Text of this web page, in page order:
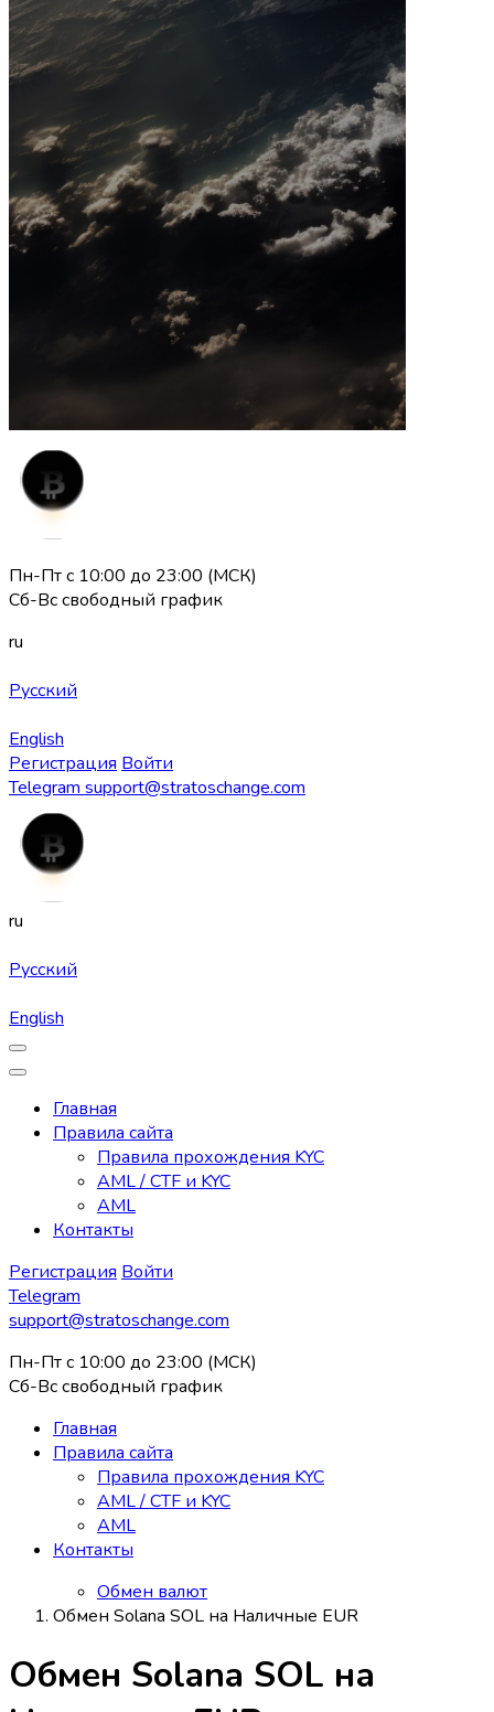
Пн-Пт с 10:00 до 23:00 (МСК)
Сб-Вс свободный график
ru
Русский
English
Регистрация Войти
Telegram support@stratoschange.com
ru
Русский
English
Главная
Правила сайта
Правила прохождения KYC
AML / CTF и KYC
AML
Контакты
Регистрация Войти
Telegram
support@stratoschange.com
Пн-Пт с 10:00 до 23:00 (МСК)
Сб-Вс свободный график
Главная
Правила сайта
Правила прохождения KYC
AML / CTF и KYC
AML
Контакты
Обмен валют
Обмен Solana SOL на Наличные EUR
Обмен Solana SOL на